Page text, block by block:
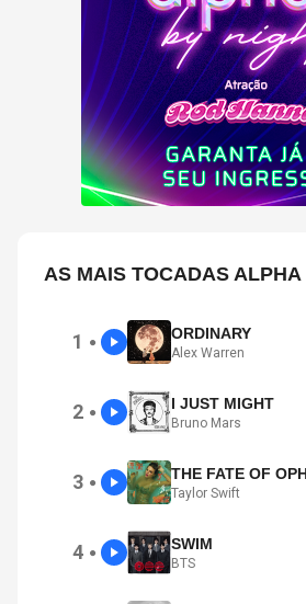
AS MAIS TOCADAS ALPHA
1 ● ORDINARY
Alex Warren
2 ● I JUST MIGHT
Bruno Mars
3 ● THE FATE OF
Taylor Swift
4 ● SWIM
BTS